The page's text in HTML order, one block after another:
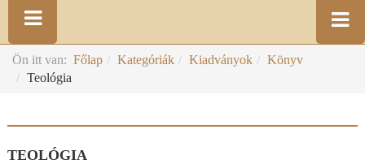
Ön itt van: Főlap Kategóriák Kiadványok
Könyv
Teológia
TEOLÓGIA